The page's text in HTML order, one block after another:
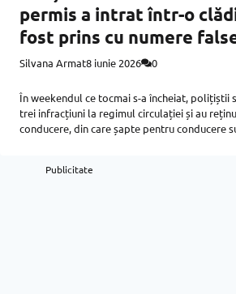
permis a intrat într-o
fost prins cu numere
Silvana Armat8 iunie 2026 0
În weekendul ce tocmai s-a încheiat, polițiștii
trei infracțiuni la regimul circulației și au
conducere, din care șapte pentru conducere
Publicitate